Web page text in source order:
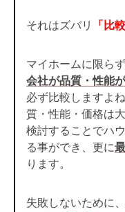
それはズバリ 「比
マイホームに限ら
会社が品質・性能
必ず比較しますよ
質・性能・価格は
検討することでハ
る事ができ、更に
ります。
失敗しないために